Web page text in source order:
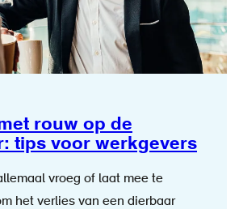
rouw op de
tips voor werkgevers
vroeg of laat mee te
het verlies van een dierbaar